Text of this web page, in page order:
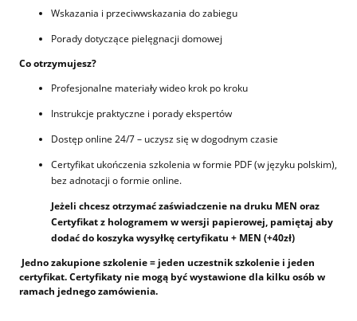
Wskazania i przeciwwskazania do zabiegu
Porady dotyczące pielęgnacji domowej
Co otrzymujesz?
Profesjonalne materiały wideo krok po kroku
Instrukcje praktyczne i porady ekspertów
Dostęp online 24/7 – uczysz się w dogodnym czasie
Certyfikat ukończenia szkolenia w formie PDF (w języku polskim),
bez adnotacji o formie online.
Jeżeli chcesz otrzymać zaświadczenie na druku MEN oraz
Certyfikat z hologramem w wersji papierowej, pamiętaj aby
dodać do koszyka wysyłkę certyfikatu + MEN (+40zł)
Jedno zakupione szkolenie = jeden uczestnik szkolenie i jeden
certyfikat. Certyfikaty nie mogą być wystawione dla kilku osób w
ramach jednego zamówienia.